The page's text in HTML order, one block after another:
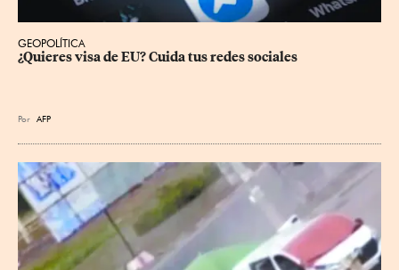
GEOPOLÍTICA
¿Quieres visa de EU? Cuida tus redes sociales
Por AFP